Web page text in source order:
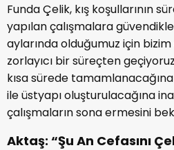
Funda Çelik, kış koşullarının
yapılan çalışmalara
aylarında olduğumuz için bizim
zorlayıcı bir süreçten
kısa sürede
ile üstyapı oluşturulacağına
çalışmaların sona ermesini
Aktaş: “Şu An Cefasını